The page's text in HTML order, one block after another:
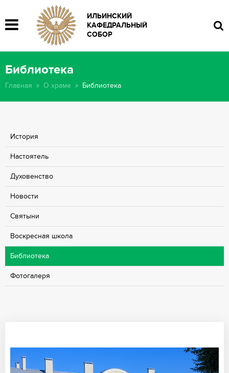
ИЛЬИНСКИЙ
КАФЕДРАЛЬНЫЙ
СОБОР
Библиотека
Главная О храме Библиотека
История
Настоятель
Духовенcтво
Новости
Святыни
Воскресная школа
Библиотека
Фотогалеря